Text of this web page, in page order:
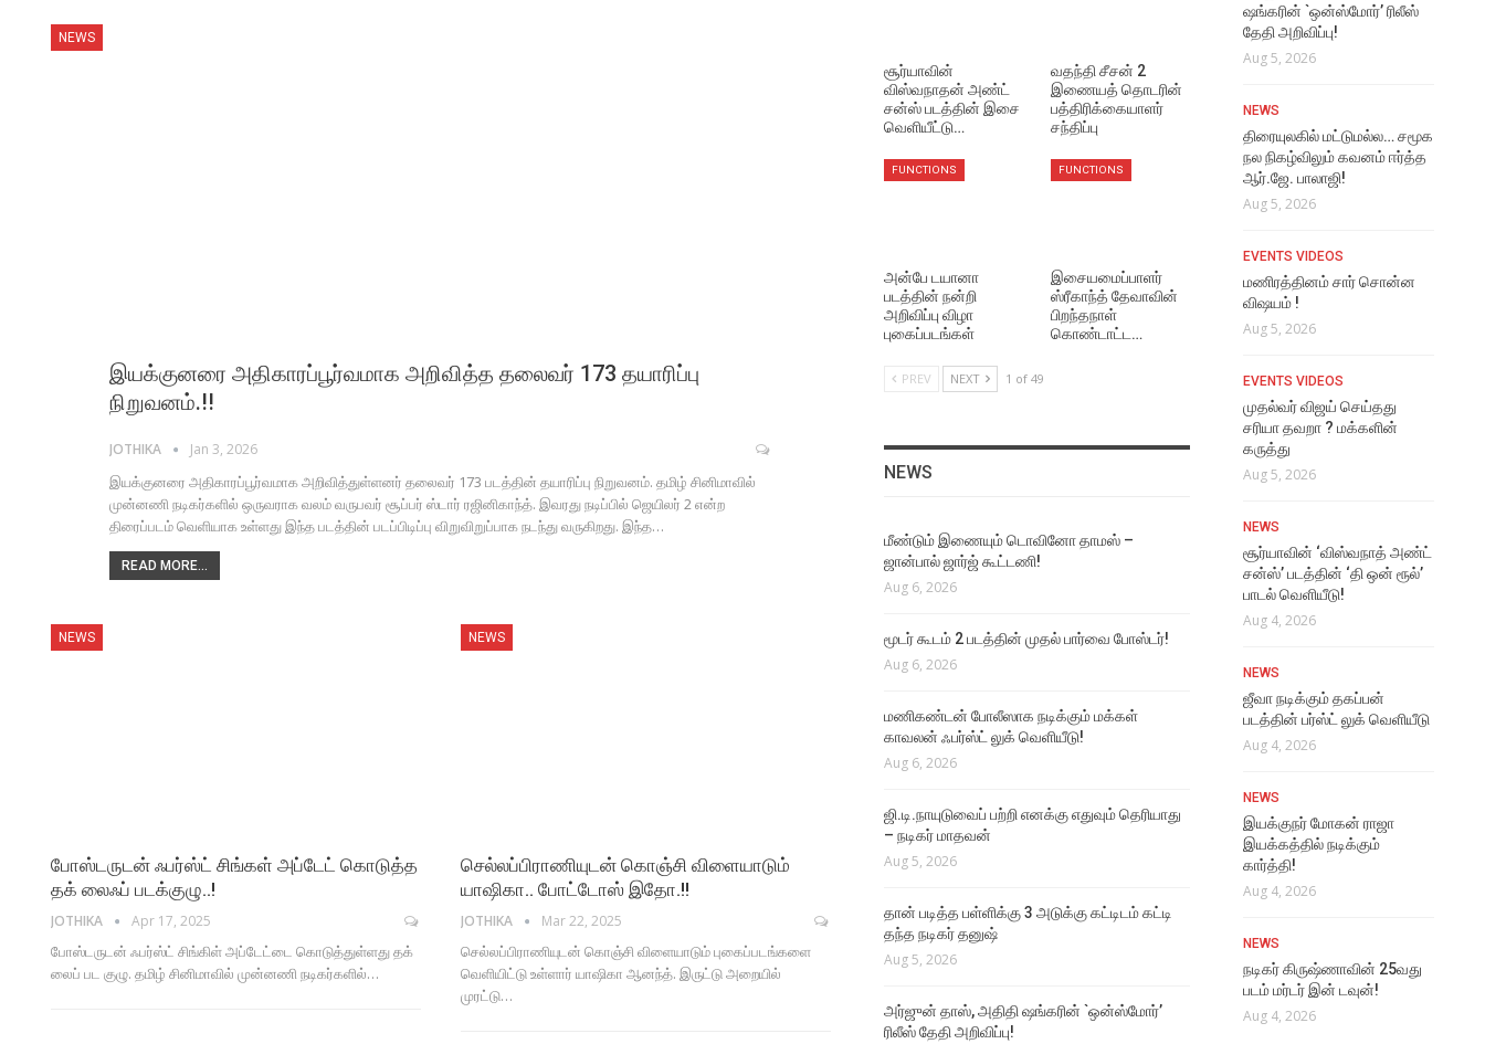
NEWS
இயக்குனரை அதிகாரப்பூர்வமாக அறிவித்த தலைவர் 173 தயாரிப்பு
நிறுவனம்.!!
JOTHIKA Jan 3, 2026
இயக்குனரை அதிகாரப்பூர்வமாக அறிவித்துள்ளனர் தலைவர் 173 படத்தின் தயாரிப்பு நிறுவனம். தமிழ் சினிமாவில்
முன்னணி நடிகர்களில் ஒருவராக வலம் வருபவர் சூப்பர் ஸ்டார் ரஜினிகாந்த். இவரது நடிப்பில் ஜெயிலர் 2 என்ற
திரைப்படம் வெளியாக உள்ளது இந்த படத்தின் படப்பிடிப்பு விறுவிறுப்பாக நடந்து வருகிறது. இந்த…
READ MORE...
NEWS
போஸ்டருடன் ஃபர்ஸ்ட் சிங்கள் அப்டேட் கொடுத்த
தக் லைஃப் படக்குழு..!
JOTHIKA Apr 17, 2025
போஸ்டருடன் ஃபர்ஸ்ட் சிங்கிள் அப்டேட்டை கொடுத்துள்ளது தக்
லைப் பட குழு. தமிழ் சினிமாவில் முன்னணி நடிகர்களில்…
NEWS
செல்லப்பிராணியுடன் கொஞ்சி விளையாடும்
யாஷிகா.. போட்டோஸ் இதோ.!!
JOTHIKA Mar 22, 2025
செல்லப்பிராணியுடன் கொஞ்சி விளையாடும் புகைப்படங்களை
வெளியிட்டு உள்ளார் யாஷிகா ஆனந்த். இருட்டு அறையில்
முரட்டு…
சூர்யாவின்
விஸ்வநாதன் அண்ட்
சன்ஸ் படத்தின் இசை
வெளியீட்டு…
வதந்தி சீசன் 2
இணையத் தொடரின்
பத்திரிக்கையாளர்
சந்திப்பு
FUNCTIONS
அன்பே டயானா
படத்தின் நன்றி
அறிவிப்பு விழா
புகைப்படங்கள்
FUNCTIONS
இசையமைப்பாளர்
ஸ்ரீகாந்த் தேவாவின்
பிறந்தநாள்
கொண்டாட்ட…
PREV NEXT 1 of 49
NEWS
மீண்டும் இணையும் டொவினோ தாமஸ் –
ஜான்பால் ஜார்ஜ் கூட்டணி!
Aug 6, 2026
மூடர் கூடம் 2 படத்தின் முதல் பார்வை போஸ்டர்!
Aug 6, 2026
மணிகண்டன் போலீஸாக நடிக்கும் மக்கள்
காவலன் ஃபர்ஸ்ட் லுக் வெளியீடு!
Aug 6, 2026
ஜி.டி.நாயுடுவைப் பற்றி எனக்கு எதுவும் தெரியாது
– நடிகர் மாதவன்
Aug 5, 2026
தான் படித்த பள்ளிக்கு 3 அடுக்கு கட்டிடம் கட்டி
தந்த நடிகர் தனுஷ்
Aug 5, 2026
அர்ஜுன் தாஸ், அதிதி ஷங்கரின் `ஒன்ஸ்மோர்’
ரிலீஸ் தேதி அறிவிப்பு!
VIDEO SONGS
Rathatha Thaa Lyrical
LATEST VIDEOS
அவரைப் பார்த்து தான் நான்
EVENTS VIDEOS
கருப்பு படத்திற்கு பிறகு !
LATEST VIDEOS
அவருக்கும் எனக்கும் தேசிய
விருது கிடைத்தது
அண்ட் சன்ஸ் படத்தின் இசை
வெளியீட்டு விழா
LATEST VIDEOS
சின்ன வயசுல சூர்யா சார் மேல
NEWS
மூடர் கூடம் 2 படத்தின் முதல்
பார்வை போஸ்டர்!
Aug 6, 2026
நடிக்கும் மக்கள் காவலன்
ஃபர்ஸ்ட் லுக் வெளியீடு!
Aug 6, 2026
VIDEO SONGS
Aug 6, 2026
Kaathaaga Vaazhaporen
Lyrical Video
VIDEO SONGS
NEWS
Aug 5, 2026
தான் படித்த பள்ளிக்கு 3
அடுக்கு கட்டிடம் கட்டி தந்த
ஷங்கரின் `ஒன்ஸ்மோர்’ ரிலீஸ்
தேதி அறிவிப்பு!
Aug 5, 2026
NEWS
திரையுலகில் மட்டுமல்ல… சமூக
நல நிகழ்விலும் கவனம் ஈர்த்த
ஆர்.ஜே. பாலாஜி!
Aug 5, 2026
EVENTS VIDEOS
மணிரத்தினம் சார் சொன்ன
விஷயம் !
Aug 5, 2026
EVENTS VIDEOS
முதல்வர் விஜய் செய்தது
சரியா தவறா ? மக்களின்
கருத்து
Aug 5, 2026
NEWS
சூர்யாவின் ‘விஸ்வநாத் அண்ட்
சன்ஸ்’ படத்தின் ‘தி ஒன் ரூல்’
பாடல் வெளியீடு!
Aug 4, 2026
NEWS
ஜீவா நடிக்கும் தகப்பன்
படத்தின் பர்ஸ்ட் லுக் வெளியீடு
Aug 4, 2026
NEWS
இயக்குநர் மோகன் ராஜா
இயக்கத்தில் நடிக்கும்
கார்த்தி!
Aug 4, 2026
NEWS
நடிகர் கிருஷ்ணாவின் 25வது
படம் மர்டர் இன் டவுன்!
Aug 4, 2026